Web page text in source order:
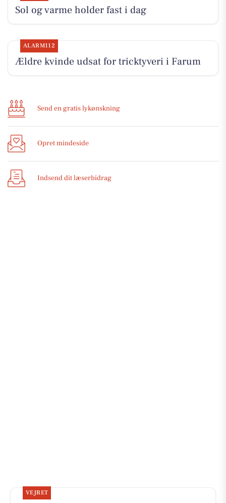
Sol og varme holder fast i dag
ALARM112
Ældre kvinde udsat for tricktyveri i Farum
Send en gratis lykønskning
Opret mindeside
Indsend dit læserbidrag
VEJRET